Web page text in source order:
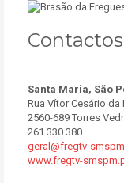
Contactos
Santa Maria, São
Rua Vítor Cesário da
2560-689 Torres
261 330 380
geral@fregtv-
www.fregtv-